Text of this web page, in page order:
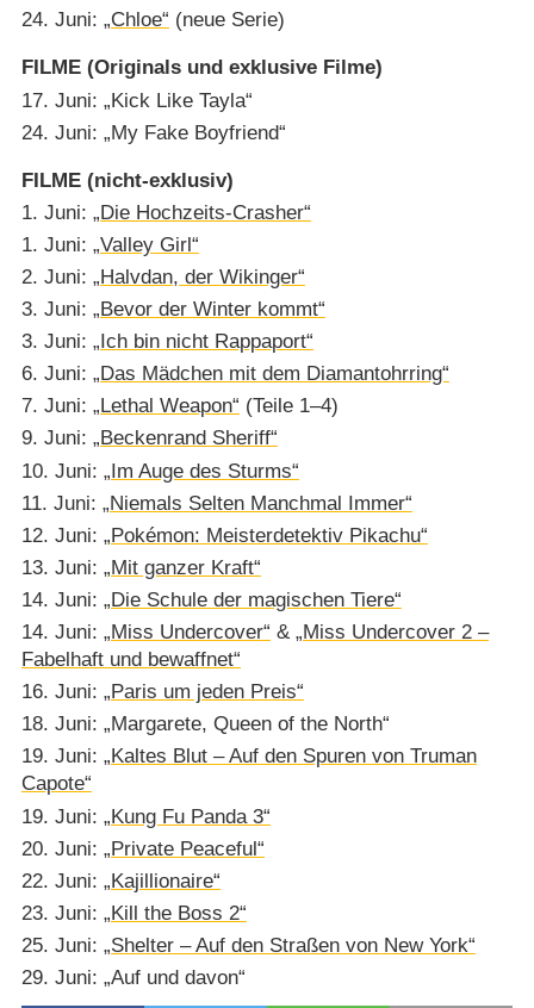
24. Juni: „Chloe“ (neue Serie)
FILME (Originals und exklusive Filme)
17. Juni: „Kick Like Tayla“
24. Juni: „My Fake Boyfriend“
FILME (nicht-exklusiv)
1. Juni: „Die Hochzeits-Crasher“
1. Juni: „Valley Girl“
2. Juni: „Halvdan, der Wikinger“
3. Juni: „Bevor der Winter kommt“
3. Juni: „Ich bin nicht Rappaport“
6. Juni: „Das Mädchen mit dem Diamantohrring“
7. Juni: „Lethal Weapon“ (Teile 1⁠–⁠4)
9. Juni: „Beckenrand Sheriff“
10. Juni: „Im Auge des Sturms“
11. Juni: „Niemals Selten Manchmal Immer“
12. Juni: „Pokémon: Meisterdetektiv Pikachu“
13. Juni: „Mit ganzer Kraft“
14. Juni: „Die Schule der magischen Tiere“
14. Juni: „Miss Undercover“ & „Miss Undercover 2 –
Fabelhaft und bewaffnet“
16. Juni: „Paris um jeden Preis“
18. Juni: „Margarete, Queen of the North“
19. Juni: „Kaltes Blut – Auf den Spuren von Truman
Capote“
19. Juni: „Kung Fu Panda 3“
20. Juni: „Private Peaceful“
22. Juni: „Kajillionaire“
23. Juni: „Kill the Boss 2“
25. Juni: „Shelter – Auf den Straßen von New York“
29. Juni: „Auf und davon“